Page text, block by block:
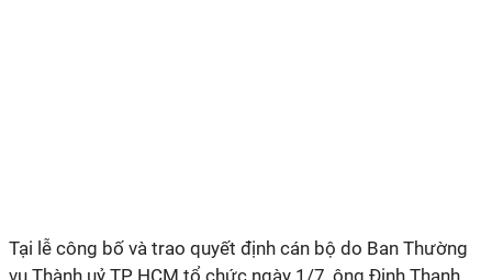
Tại lễ công bố và trao quyết định cán bộ do Ban Thường
vụ Thành uỷ TP HCM tổ chức ngày 1/7, ông Đinh Thanh